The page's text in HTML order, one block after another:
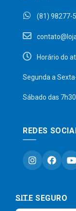
(81) 98277-
Horário do
Segunda a
Sábado das
REDES
SITE SEGURO